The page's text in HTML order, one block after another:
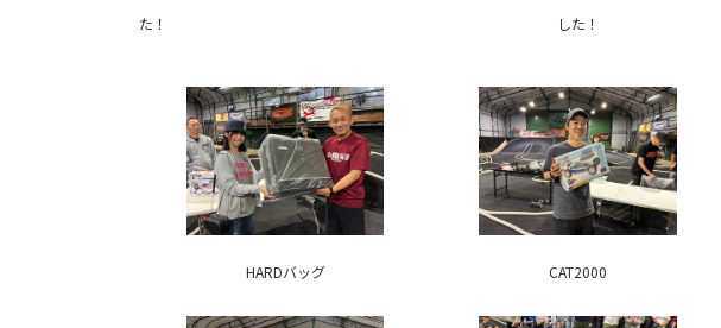
た！
した！
HARDバッグ CAT2000